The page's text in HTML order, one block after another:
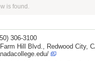
is found.
306-3100
Hill Blvd., Redwood City,